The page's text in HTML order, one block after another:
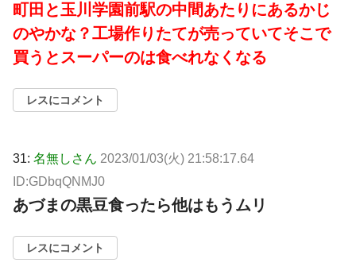
町田と玉川学園前駅の中間あたりにあるかじ
のやかな？工場作りたてが売っていてそこで
買うとスーパーのは食べれなくなる
レスにコメント
31: 名無しさん 2023/01/03(火) 21:58:17.64
ID:GDbqQNMJ0
あづまの黒豆食ったら他はもうムリ
レスにコメント